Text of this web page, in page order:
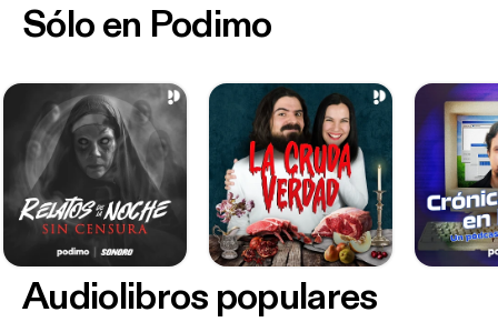
Sólo en Podimo
Audiolibros populares